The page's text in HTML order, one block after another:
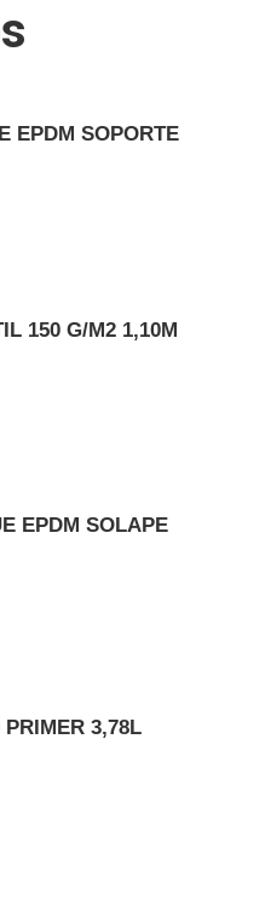
EPDM SOPORTE
150 G/M2 1,10M
EPDM SOLAPE
PRIMER 3,78L